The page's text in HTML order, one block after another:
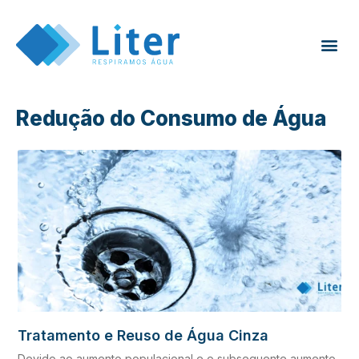
Redução do Consumo de Água
Tratamento e Reuso de Água Cinza